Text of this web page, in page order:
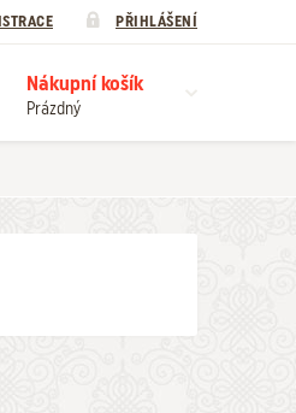
PŘIHLÁŠENÍ
Nákupní košík
Prázdný